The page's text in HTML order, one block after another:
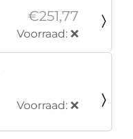
€251,77
Voorraad: ❌
Voorraad: ❌